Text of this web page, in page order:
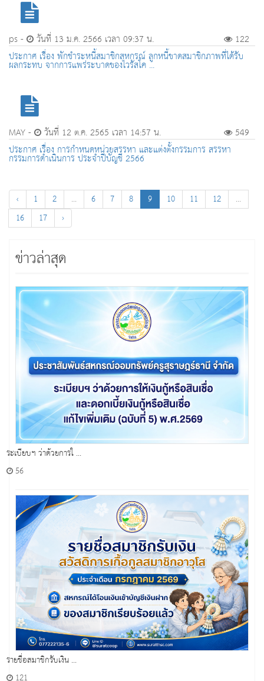
ps - วันที่ 13 ม.ค. 2566 เวลา 09:37 น.
122
ประกาศ เรื่อง พักชำระหนี้สมาชิกสหกรณ์ ลูกหนี้ขาดสมาชิกภาพที่ได้รับ
ผลกระทบ จากการแพร่ระบาดของไวรัสโค ...
MAY - วันที่ 12 ต.ค. 2565 เวลา 14:57 น.
549
ประกาศ เรื่อง การกำหนดหน่วยสรรหา และแต่งตั้งกรรมการ สรรหา
กรรมการดำเนินการ ประจำปีบัญชี 2566
‹ 1 2 ... 6 7 8 9 10 11 12
...
16
17 ›
ข่าวล่าสุด
ระเบียบฯ ว่าด้วยการใ ...
56
รายชื่อสมาชิกรับเงิน ...